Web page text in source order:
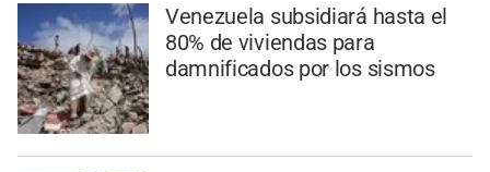
Venezuela subsidiará hasta el
80% de viviendas para
damnificados por los sismos